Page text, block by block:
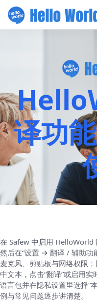
译功
在 Safew 中启用 HelloWorld
然后在“设置 → 翻译 / 辅助功
麦克风、剪贴板与网络权限
中文本，点击“翻译”或启用
语言包并在隐私设置里选择“
例与常见问题逐步讲清楚。